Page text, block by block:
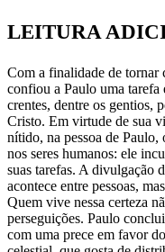
LEITURA
Com a finalidade de tornar
confiou a Paulo uma tarefa
crentes, dentre os gentios,
Cristo. Em virtude de sua
nítido, na pessoa de Paulo,
nos seres humanos: ele
suas tarefas. A divulgação
acontece entre pessoas,
Quem vive nessa certeza
perseguições. Paulo
com uma prece em favor